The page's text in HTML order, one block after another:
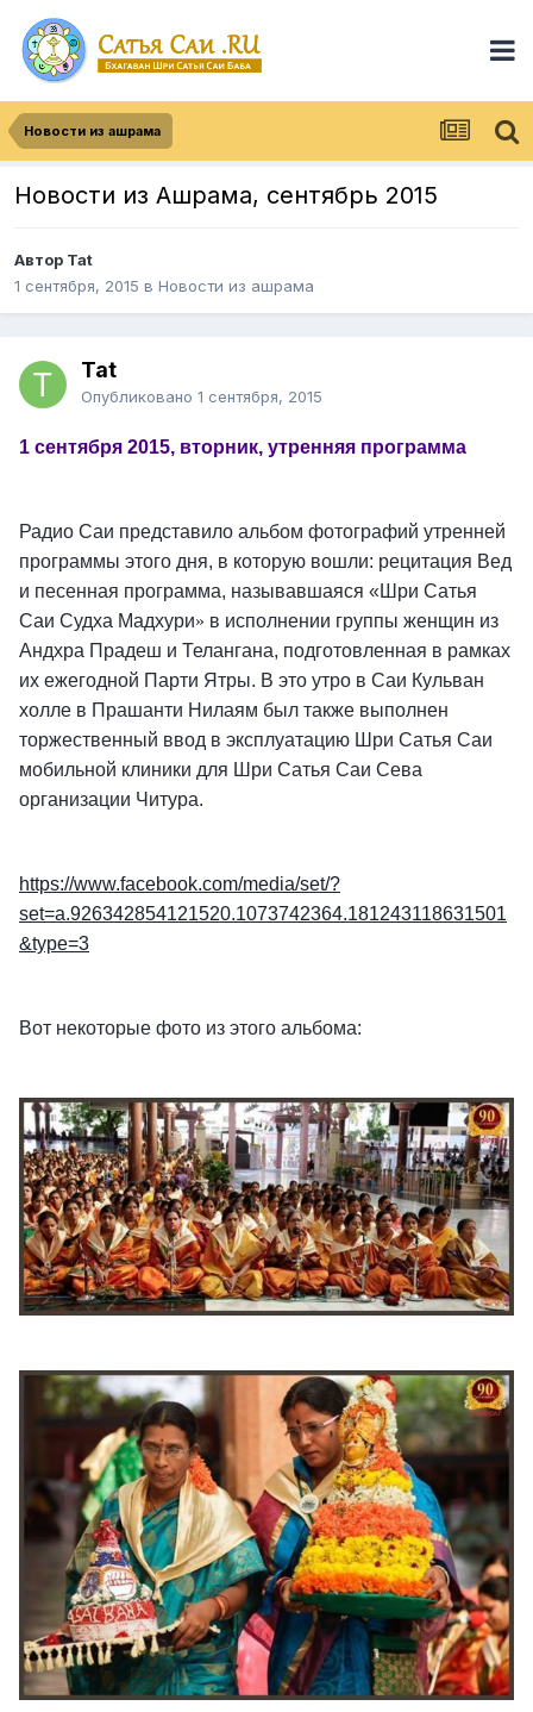
Новости из ашрама
Новости из Ашрама, сентябрь 2015
Автор Tat
1 сентября, 2015 в Новости из ашрама
Tat
Опубликовано 1 сентября, 2015
1 сентября 2015, вторник, утренняя программа
Радио Саи представило альбом фотографий утренней
программы этого дня, в которую вошли: рецитация Вед
и песенная программа, называвшаяся «Шри Сатья
Саи Судха Мадхури» в исполнении группы женщин из
Андхра Прадеш и Телангана, подготовленная в рамках
их ежегодной Парти Ятры. В это утро в Саи Кульван
холле в Прашанти Нилаям был также выполнен
торжественный ввод в эксплуатацию Шри Сатья Саи
мобильной клиники для Шри Сатья Саи Сева
организации Читура.
https://www.facebook.com/media/set/?
set=a.926342854121520.1073742364.181243118631501
&type=3
Вот некоторые фото из этого альбома: